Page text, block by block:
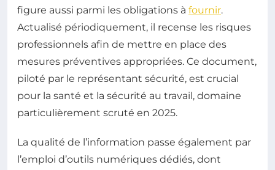
figure aussi parmi les obligations à fournir.
Actualisé périodiquement, il recense les risques
professionnels afin de mettre en place des
mesures préventives appropriées. Ce document,
piloté par le représentant sécurité, est crucial
pour la santé et la sécurité au travail, domaine
particulièrement scruté en 2025.
La qualité de l’information passe également par
l’emploi d’outils numériques dédiés, dont